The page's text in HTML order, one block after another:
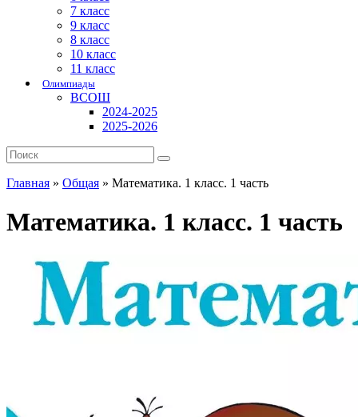
7 класс
9 класс
8 класс
10 класс
11 класс
Олимпиады
ВСОШ
2024-2025
2025-2026
Главная » Общая » Математика. 1 класс. 1 часть
Математика. 1 класс. 1 часть